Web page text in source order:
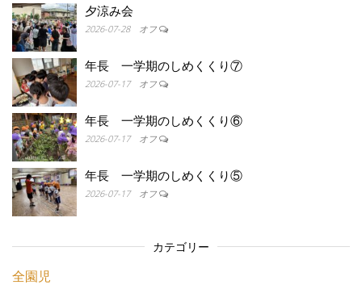
夕涼み会
2026-07-28 オフ
年長 一学期のしめくくり⑦
2026-07-17 オフ
年長 一学期のしめくくり⑥
2026-07-17 オフ
年長 一学期のしめくくり⑤
2026-07-17 オフ
カテゴリー
全園児